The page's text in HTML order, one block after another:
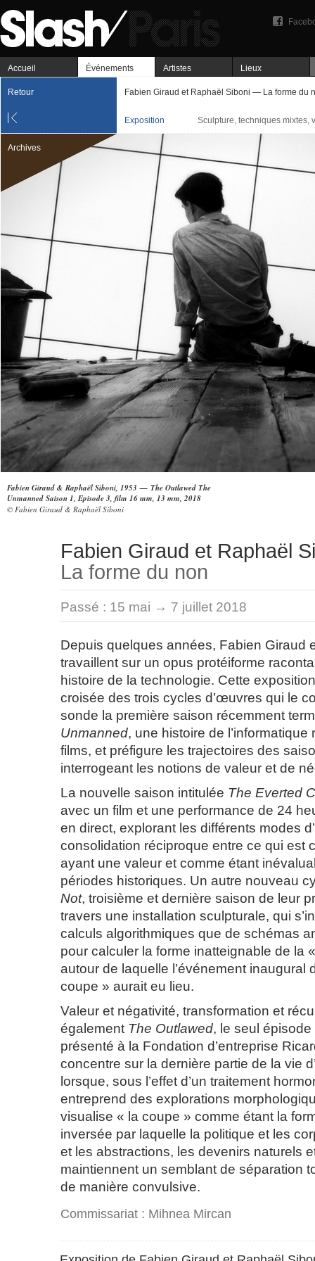
Accueil Événements Artistes Lieux
Retour Fabien Giraud et Raphaël Siboni — La forme du
Exposition Sculpture, techniques mixtes,
Archives
Fabien Giraud & Raphaël Siboni, 1953 — The Outlawed The
Unmanned Saison 1, Episode 3, film 16 mm, 13 mm, 2018
© Fabien Giraud & Raphaël Siboni
Fabien Giraud et Raphaël
La forme du non
Passé : 15 mai → 7 juillet 2018
Depuis quelques années, Fabien Giraud
travaillent sur un opus protéiforme
histoire de la technologie. Cette
croisée des trois cycles d’œuvres qui le
sonde la première saison récemment
Unmanned, une histoire de
films, et préfigure les trajectoires des
interrogeant les notions de valeur et de
La nouvelle saison intitulée The Everted
avec un film et une performance de 24
en direct, explorant les différents modes
consolidation réciproque entre ce qui est
ayant une valeur et comme étant
périodes historiques. Un autre nouveau
Not, troisième et dernière saison de leur
travers une installation sculpturale, qui
calculs algorithmiques que de schémas
pour calculer la forme inatteignable de la
autour de laquelle l’événement inaugural
coupe » aurait eu lieu.
Valeur et négativité, transformation et
également The Outlawed, le seul
présenté à la Fondation d’entreprise
concentre sur la dernière partie de la vie
lorsque, sous l’effet d’un traitement
entreprend des explorations
visualise « la coupe » comme étant la
inversée par laquelle la politique et les
et les abstractions, les devenirs naturels
maintiennent un semblant de séparation
de manière convulsive.
Commissariat : Mihnea Mircan